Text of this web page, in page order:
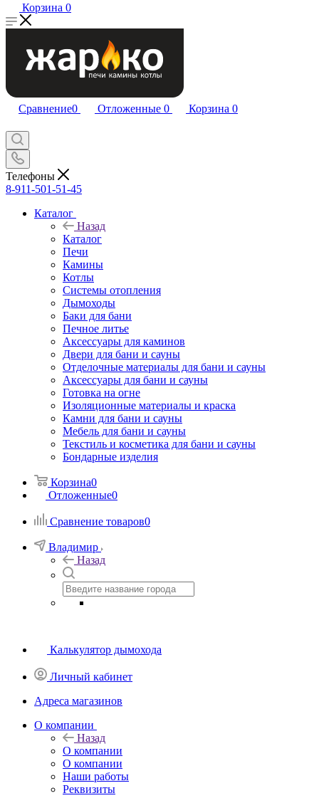
Корзина 0
Сравнение0 Отложенные 0 Корзина 0
Телефоны
8-911-501-51-45
Каталог
Назад
Каталог
Печи
Камины
Котлы
Системы отопления
Дымоходы
Баки для бани
Печное литье
Аксессуары для каминов
Двери для бани и сауны
Отделочные материалы для бани и сауны
Аксессуары для бани и сауны
Готовка на огне
Изоляционные материалы и краска
Камни для бани и сауны
Мебель для бани и сауны
Текстиль и косметика для бани и сауны
Бондарные изделия
Корзина0
Отложенные0
Сравнение товаров0
Владимир
Назад
Калькулятор дымохода
Личный кабинет
Адреса магазинов
O компании
Назад
O компании
О компании
Наши работы
Реквизиты